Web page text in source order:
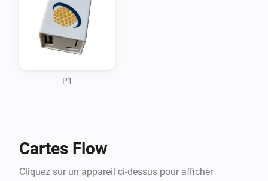
P1
Cartes Flow
Cliquez sur un appareil ci-dessus pour afficher